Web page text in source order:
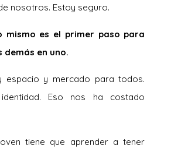
nosotros. Estoy seguro.
mismo es el primer paso para
demás en uno.
espacio y mercado para todos.
Eso nos ha costado
tiene que aprender a tener